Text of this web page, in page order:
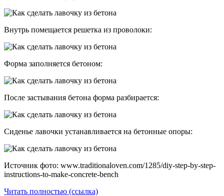
Внутрь помещается решетка из проволоки:
Форма заполняется бетоном:
После застывания бетона форма разбирается:
Сиденье лавочки устанавливается на бетонные опоры:
Источник фото: www.traditionaloven.com/1285/diy-step-by-step-
instructions-to-make-concrete-bench
Читать полностью (ссылка)